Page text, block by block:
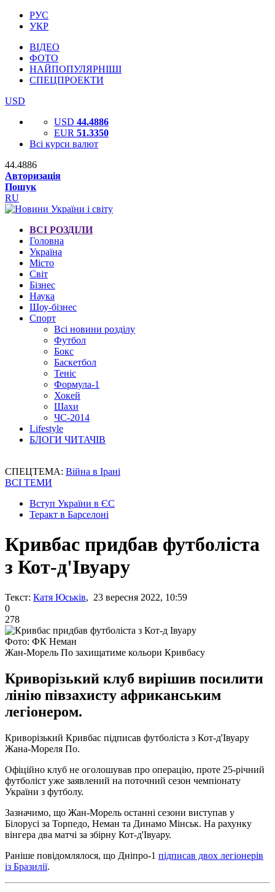
РУС
УКР
ВІДЕО
ФОТО
НАЙПОПУЛЯРНІШІ
СПЕЦПРОЕКТИ
USD
USD 44.4886
EUR 51.3350
Всі курси валют
44.4886
Авторизація
Пошук
RU
ВСІ РОЗДІЛИ
Головна
Україна
Місто
Світ
Бізнес
Наука
Шоу-бізнес
Спорт
Всі новини розділу
Футбол
Бокс
Баскетбол
Теніс
Формула-1
Хокей
Шахи
ЧС-2014
Lifestyle
БЛОГИ ЧИТАЧІВ
СПЕЦТЕМА: Війна в Ірані
ВСІ ТЕМИ
Вступ України в ЄС
Теракт в Барселоні
Кривбас придбав футболіста
з Кот-д'Івуару
Текст: Катя Юськів, 23 вересня 2022, 10:59
0
278
Фото: ФК Неман
Жан-Морель По захищатиме кольори Кривбасу
Криворізький клуб вирішив посилити
лінію півзахисту африканським
легіонером.
Криворізький Кривбас підписав футболіста з Кот-д'Івуару
Жана-Мореля По.
Офіційно клуб не оголошував про операцію, проте 25-річний
футболіст уже заявлений на поточний сезон чемпіонату
України з футболу.
Зазначимо, що Жан-Морель останні сезони виступав у
Білорусі за Торпедо, Неман та Динамо Мінськ. На рахунку
вінгера два матчі за збірну Кот-д'Івуару.
Раніше повідомлялося, що Дніпро-1 підписав двох легіонерів
із Бразилії.